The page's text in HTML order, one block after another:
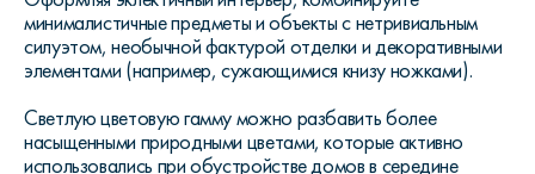
минималистичные предметы и объекты с нетривиальным
силуэтом, необычной фактурой отделки и декоративными
элементами (например, сужающимися книзу ножками).
Светлую цветовую гамму можно разбавить более
насыщенными природными цветами, которые активно
использовались при обустройстве домов в середине